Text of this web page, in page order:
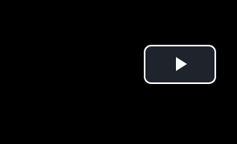
Play